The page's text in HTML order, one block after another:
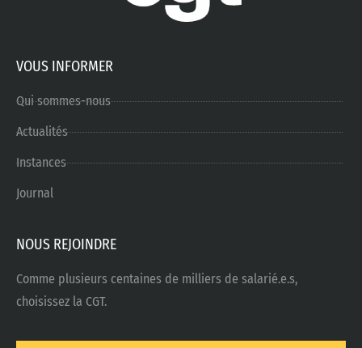
VOUS INFORMER
Qui sommes-nous
Actualités
Instances
Journal
NOUS REJOINDRE
Comme plusieurs centaines de milliers de salarié.e.s,
choisissez la CGT.